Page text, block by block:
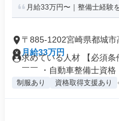
月給33万円〜｜整備士経験
〒885-1202宮崎県都城
月給33万円
求めている人材 【必須
￣￣ ・自動車整備士資格
制服あり 資格取得支援あり